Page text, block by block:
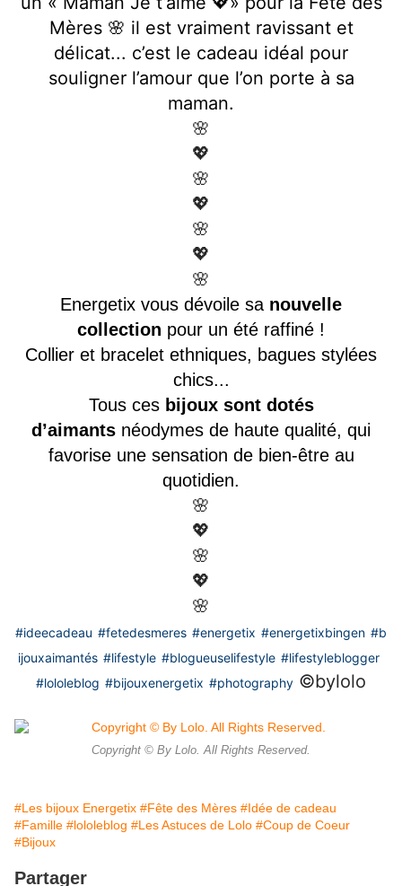
Mères 🌸 il est vraiment ravissant et
délicat... c’est le cadeau idéal pour
souligner l’amour que l’on porte à sa
maman.
🌸
💖
🌸
💖
🌸
💖
🌸
Energetix vous dévoile sa nouvelle
collection pour un été raffiné !
Collier et bracelet ethniques, bagues stylées
chics...
Tous ces bijoux sont dotés
d’aimants néodymes de haute qualité, qui
favorise une sensation de bien-être au
quotidien.
🌸
💖
🌸
💖
🌸
#ideecadeau #fetedesmeres #energetix #energetixbingen #b
ijouxaimantés #lifestyle #blogueuselifestyle #lifestyleblogger
#lololeblog #bijouxenergetix #photography ©️bylolo
Copyright © By Lolo. All Rights Reserved.
#Les bijoux Energetix #Fête des Mères #Idée de cadeau
#Famille #lololeblog #Les Astuces de Lolo #Coup de Coeur
#Bijoux
Partager